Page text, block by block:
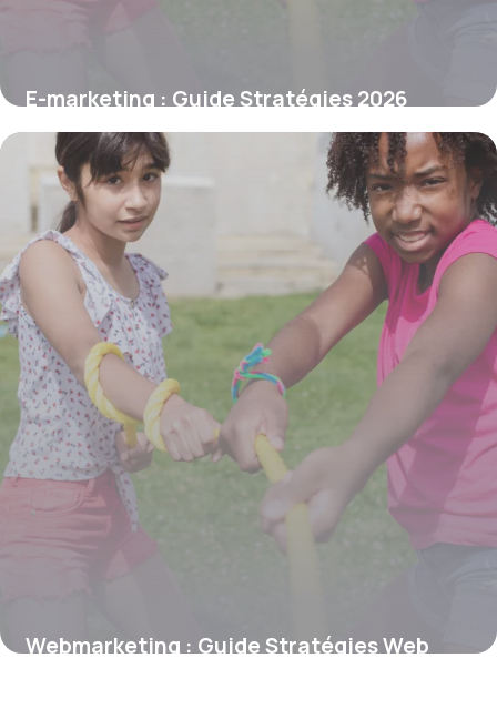
E-marketing : Guide Stratégies 2026
16 juin 2026
Webmarketing : Guide Stratégies Web